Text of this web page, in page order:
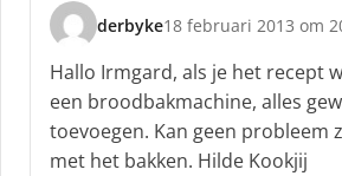
derbyke
s
c
h
r
e
e
18 februari 2013 om
Hallo Irmgard, als je het recept
een broodbakmachine, alles
toevoegen. Kan geen probleem
met het bakken. Hilde Kookjij